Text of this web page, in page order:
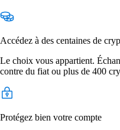
Accédez à des centaines de
Le choix vous appartient.
contre du fiat ou plus de 400
Protégez bien votre compte